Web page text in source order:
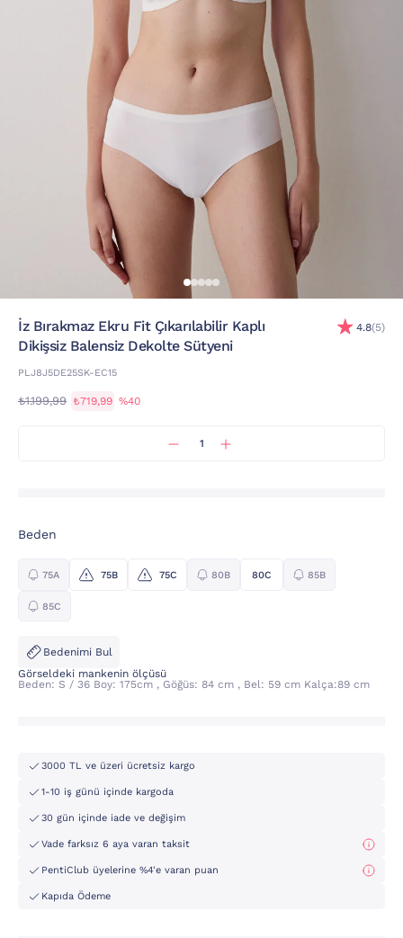
İz Bırakmaz Ekru Fit Çıkarılabilir Kaplı
Dikişsiz Balensiz Dekolte Sütyeni
PLJ8J5DE25SK-EC15
4.8(5)
₺1.199,99 ₺719,99 %40
Beden
75A 75B 75C 80B 80C 85B
85C
Bedenimi Bul
Görseldeki mankenin ölçüsü
Beden: S / 36 Boy: 175cm , Göğüs: 84 cm , Bel: 59 cm Kalça:89 cm
3000 TL ve üzeri ücretsiz kargo
1-10 iş günü içinde kargoda
30 gün içinde iade ve değişim
Vade farksız 6 aya varan taksit
PentiClub üyelerine %4'e varan puan
Kapıda Ödeme